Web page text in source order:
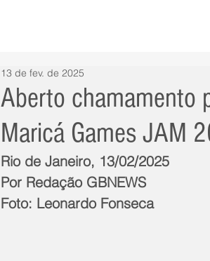
Aberto chamamento
Maricá Games JAM
13 de fev. de 2025
Rio de Janeiro, 13/02/2025
Por Redação GBNEWS
Foto: Leonardo Fonseca